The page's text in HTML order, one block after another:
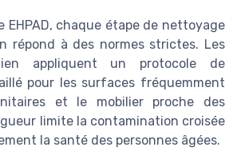
EHPAD, chaque étape de nettoyage
répond à des normes strictes. Les
appliquent un protocole de
pour les surfaces fréquemment
et le mobilier proche des
limite la contamination croisée
la santé des personnes âgées.